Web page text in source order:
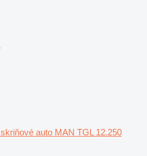
skriňové auto MAN TGL 12.250